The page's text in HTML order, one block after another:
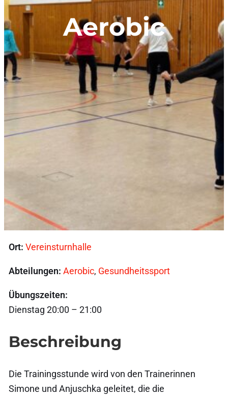
Aerobic
Ort: Vereinsturnhalle
Abteilungen: Aerobic, Gesundheitssport
Übungszeiten:
Dienstag 20:00 – 21:00
Beschreibung
Die Trainingsstunde wird von den Trainerinnen
Simone und Anjuschka geleitet, die die